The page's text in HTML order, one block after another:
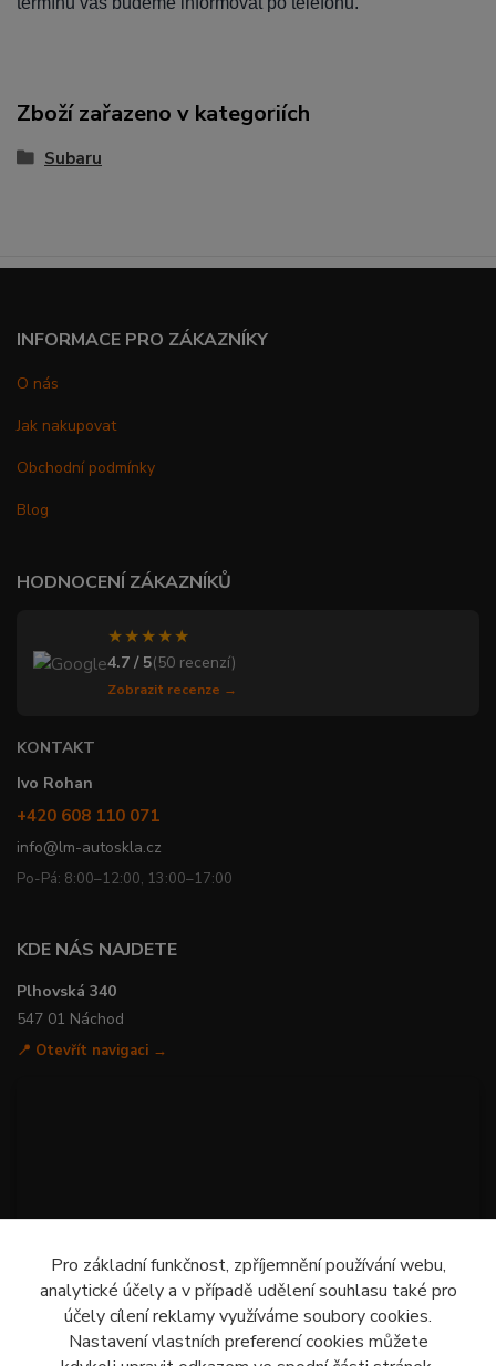
Zboží zařazeno v kategoriích
Subaru
INFORMACE PRO ZÁKAZNÍKY
O nás
Jak nakupovat
Obchodní podmínky
Blog
HODNOCENÍ ZÁKAZNÍKŮ
★★★★★
4.7 / 5(50 recenzí)
Zobrazit recenze →
KONTAKT
Ivo Rohan
+420 608 110 071
info@lm-autoskla.cz
Po-Pá: 8:00–12:00, 13:00–17:00
KDE NÁS NAJDETE
Plhovská 340
547 01 Náchod
📍 Otevřít navigaci →
Pro základní funkčnost, zpříjemnění používání webu,
analytické účely a v případě udělení souhlasu také pro
účely cílení reklamy využíváme soubory cookies.
Nastavení vlastních preferencí cookies můžete